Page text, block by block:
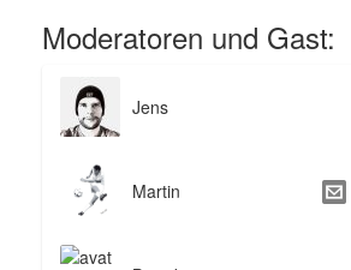
Moderatoren und Gast:
Jens
Martin